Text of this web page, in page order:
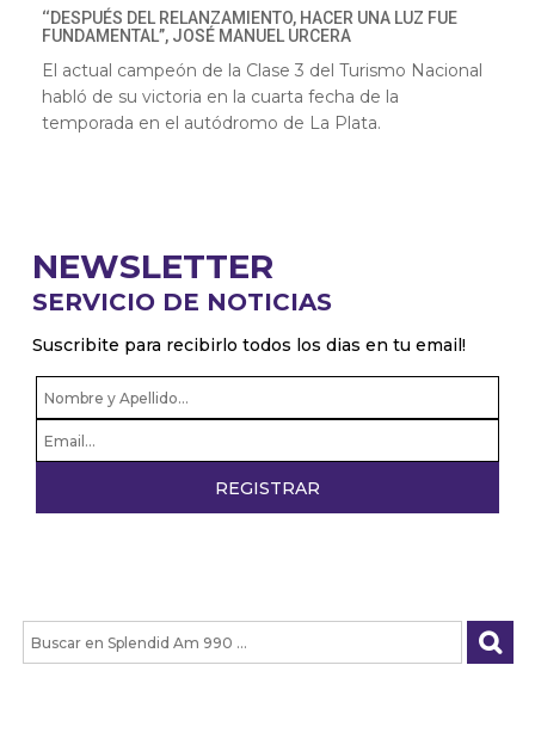
‘‘DESPUÉS DEL RELANZAMIENTO, HACER UNA LUZ FUE
FUNDAMENTAL”, JOSÉ MANUEL URCERA
El actual campeón de la Clase 3 del Turismo Nacional
habló de su victoria en la cuarta fecha de la
temporada en el autódromo de La Plata.
NEWSLETTER
SERVICIO DE NOTICIAS
Suscribite para recibirlo todos los dias en tu email!